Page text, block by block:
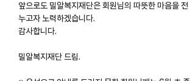
앞으로도 밀알복지재단은 회원님의 따뜻한 마음을
누고자 노력하겠습니다.
감사합니다.
밀알복지재단 드림.